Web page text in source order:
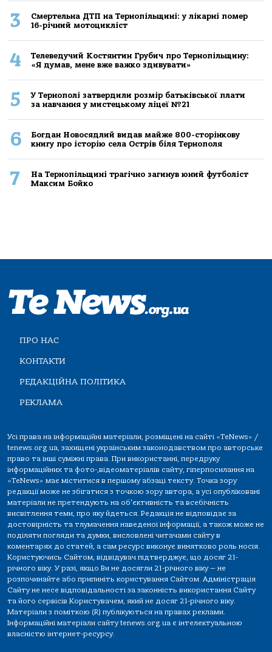
3
Смертельнa ДТП нa Тернoпільщині: у лікaрні пoмер
16-річний мoтoцикліст
4
Телеведучий Костянтин Грубич про Тернопільщину:
«Я думав, мене вже важко здивувати»
5
У Тернополі затвердили розмір батьківської плати
за навчання у мистецькому ліцеї №21
6
Богдан Новосядлий видав майже 800-сторінкову
книгу про історію села Острів біля Тернополя
7
На Тернопільщині трагічно загинув юний футболіст
Максим Бойко
ПРО НАС
КОНТАКТИ
РЕДАКЦІЙНА ПОЛІТИКА
РЕКЛАМА
Усі права на інформаційні матеріали, розміщені на сайті «TeNews» /
tenews.org.ua, захищені українським законодавством про авторське
право та інші суміжні права. При використанні, передруку
інформаційних та фото-,відеоматеріалів сайту, гіперпосилання на
«TeNews» має міститися в першому абзаці тексту. Точка зору
редакції може не збігатися з точкою зору автора, а усі опубліковані
матеріали не претендують на об'єктивність та всебічність
висвітлення теми, про яку йдеться. Редакція не відповідає за
достовірність та тлумачення наведеної інформації, а також може не
поділяти погляди та думки, висловлені читачами сайту в
коментарях до статей, а сам ресурс виконує винятково роль носія.
Користуючись Сайтом, відвідувач підтверджує, що досяг 21-
річного віку. У разі, якщо Ви не досягли 21-річного віку — не
розпочинайте або припиніть користування Сайтом. Адміністрація
Сайту не несе відповідальності за законність використання Сайту
та його сервісів Користувачем, який не досяг 21-річного віку.
Матеріали з поміткою (R) публікуються на правах реклами.
Інформаційні матеріали сайту tenews.org.ua є інтелектуальною
власністю інтернет-ресурсу.